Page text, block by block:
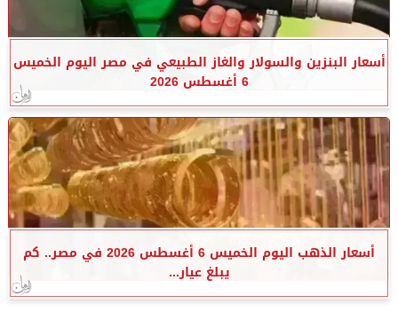
أسعار البنزين والسولار والغاز الطبيعي في مصر اليوم الخميس
6 أغسطس 2026
أسعار الذهب اليوم الخميس 6 أغسطس 2026 في مصر.. كم
يبلغ عيار...